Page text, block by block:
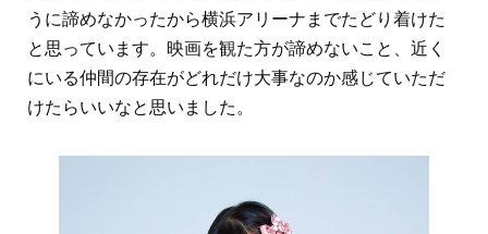
うに諦めなかったから横浜アリーナまでたどり着けた
と思っています。映画を観た方が諦めないこと、近く
にいる仲間の存在がどれだけ大事なのか感じていただ
けたらいいなと思いました。